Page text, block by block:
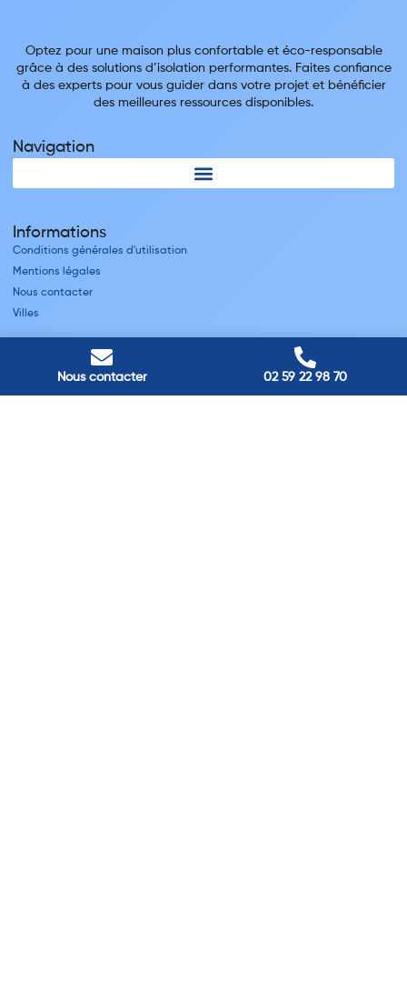
Nous contacter 02 59 22 98 70
Optez pour une maison plus confortable et éco-responsable
grâce à des solutions d’isolation performantes. Faites confiance
à des experts pour vous guider dans votre projet et bénéficier
des meilleures ressources disponibles.
Navigation
Informations
Conditions générales d'utilisation
Mentions légales
Nous contacter
Villes
Nos adresses
Louviers
45 avenue Winston Churchill, Louviers, France